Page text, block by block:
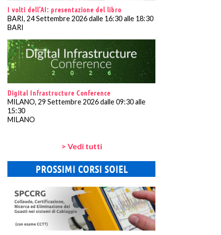
I volti dell’AI: presentazione del libro
BARI, 24 Settembre 2026 dalle 16:30 alle 18:30
BARI
Digital Infrastructure Conference
MILANO, 29 Settembre 2026 dalle 09:30 alle
15:30
MILANO
> Vedi tutti
PROSSIMI CORSI SOIEL